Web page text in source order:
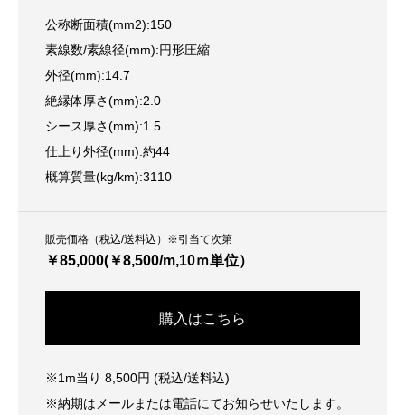
公称断面積(mm2):150
素線数/素線径(mm):円形圧縮
外径(mm):14.7
絶縁体厚さ(mm):2.0
シース厚さ(mm):1.5
仕上り外径(mm):約44
概算質量(kg/km):3110
販売価格（税込/送料込）※引当て次第
￥85,000(￥8,500/m,10ｍ単位）
購入はこちら
※1m当り 8,500円 (税込/送料込)
※納期はメールまたは電話にてお知らせいたします。